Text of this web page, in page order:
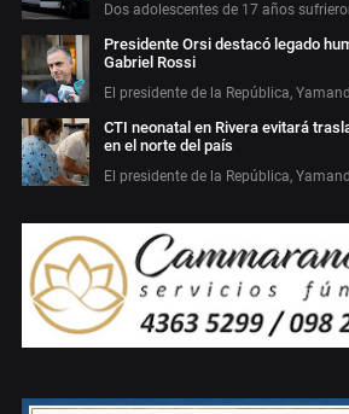
Dos adolescentes de 17 años
Presidente Orsi destacó legado
Gabriel Rossi
El presidente de la República,
CTI neonatal en Rivera evitará
en el norte del país
El presidente de la República,